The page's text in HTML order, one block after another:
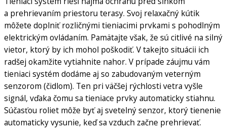
a prehrievaním priestoru terasy. Svoj relaxačný kútik
môžete doplniť rozličnými tieniacimi prvkami s pohodlným
elektrickým ovládaním. Pamätajte však, že sú citlivé na silný
vietor, ktorý by ich mohol poškodiť. V takejto situácii ich
radšej okamžite vytiahnite nahor. V prípade záujmu vám
tieniaci systém dodáme aj so zabudovaným veterným
senzorom (čidlom). Ten pri väčšej rýchlosti vetra vyšle
signál, vďaka čomu sa tieniace prvky automaticky stiahnu.
Súčasťou roliet môže byť aj svetelný senzor, ktorý tienenie
automaticky vysunie, keď sa vzduch začne prehrievať.